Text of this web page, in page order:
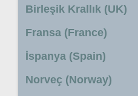
Birleşik Krallık (UK)
Fransa (France)
İspanya (Spain)
Norveç (Norway)